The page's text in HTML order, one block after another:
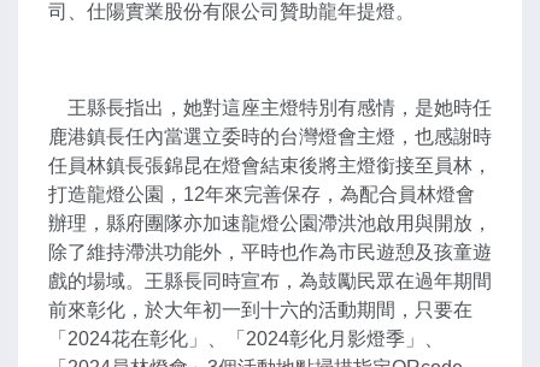
司、仕陽實業股份有限公司贊助龍年提燈。
王縣長指出，她對這座主燈特別有感情，是她時任
鹿港鎮長任內當選立委時的台灣燈會主燈，也感謝時
任員林鎮長張錦昆在燈會結束後將主燈銜接至員林，
打造龍燈公園，12年來完善保存，為配合員林燈會
辦理，縣府團隊亦加速龍燈公園滯洪池啟用與開放，
除了維持滯洪功能外，平時也作為市民遊憩及孩童遊
戲的場域。王縣長同時宣布，為鼓勵民眾在過年期間
前來彰化，於大年初一到十六的活動期間，只要在
「2024花在彰化」、「2024彰化月影燈季」、